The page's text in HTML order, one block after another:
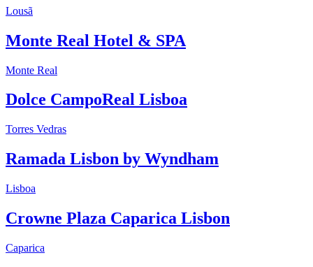
Lousã
Monte Real Hotel & SPA
Monte Real
Dolce CampoReal Lisboa
Torres Vedras
Ramada Lisbon by Wyndham
Lisboa
Crowne Plaza Caparica Lisbon
Caparica